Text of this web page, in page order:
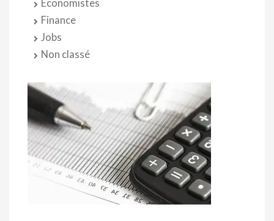
Economistes
Finance
Jobs
Non classé